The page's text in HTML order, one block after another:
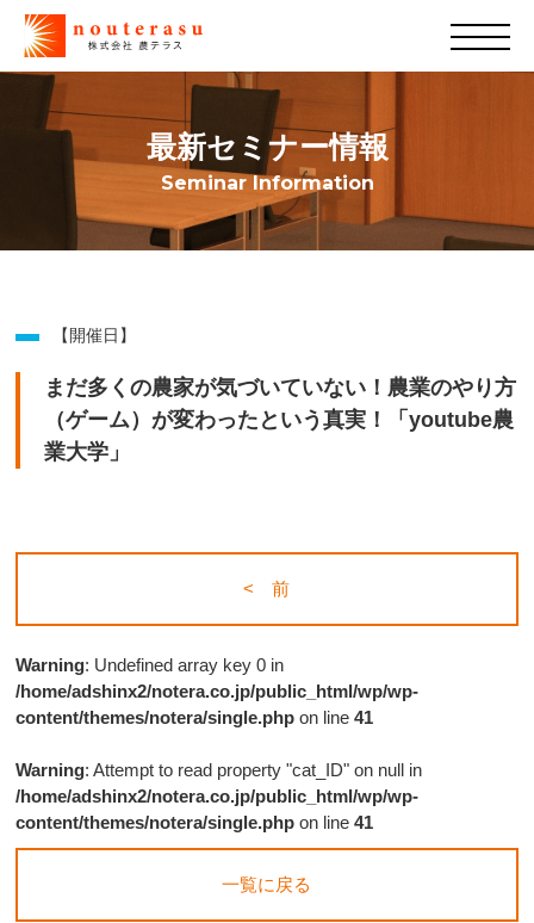
最新セミナー情報
Seminar Information
【開催日】
まだ多くの農家が気づいていない！農業のやり方
（ゲーム）が変わったという真実！「youtube農
業大学」
< 前
Warning: Undefined array key 0 in
/home/adshinx2/notera.co.jp/public_html/wp/wp-
content/themes/notera/single.php on line41
Warning: Attempt to read property "cat_ID" on null in
/home/adshinx2/notera.co.jp/public_html/wp/wp-
content/themes/notera/single.php on line41
一覧に戻る